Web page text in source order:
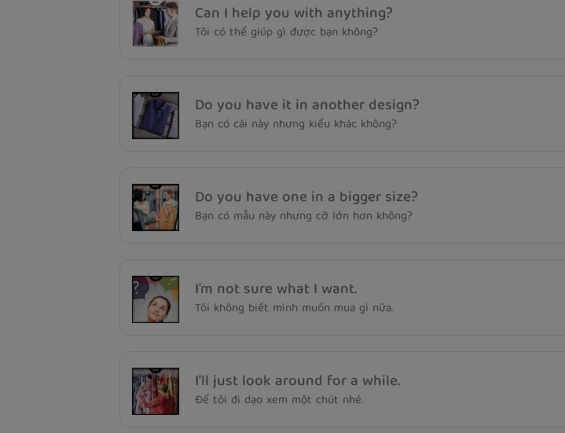
Can I help you with anything?
Tôi có thể giúp gì được bạn không?
Do you have it in another design?
Bạn có cái này nhưng kiểu khác không?
Do you have one in a bigger size?
Bạn có mẫu này nhưng cỡ lớn hơn không?
I'm not sure what I want.
Tôi không biết mình muốn mua gì nữa.
I'll just look around for a while.
Để tôi đi dạo xem một chút nhé.